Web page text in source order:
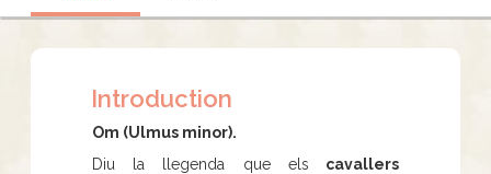
Introduction
Om (Ulmus minor).
Diu la llegenda que els cavallers